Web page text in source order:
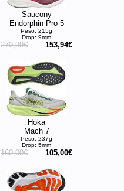
Saucony
Endorphin Pro 5
Peso: 215g
Drop: 9mm
270,99€ 153,94€
Hoka
Mach 7
Peso: 237g
Drop: 5mm
160,00€ 105,00€